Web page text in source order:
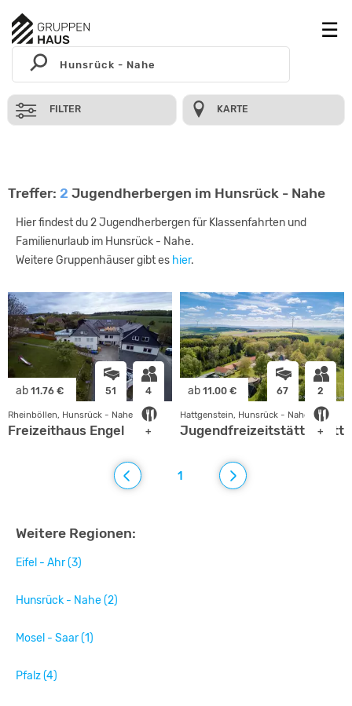
FILTER KARTE
Treffer: 2 Jugendherbergen im Hunsrück - Nahe
Hier findest du 2 Jugendherbergen für Klassenfahrten und
Familienurlaub im Hunsrück - Nahe.
Weitere Gruppenhäuser gibt es hier.
ab 11.76 € 51 4
+
Rheinböllen, Hunsrück - Nahe
Freizeithaus Engel
ab 11.00 € 67 2
+
Hattgenstein, Hunsrück - Nahe
Jugendfreizeitstätte
1
Weitere Regionen:
Eifel - Ahr (3)
Hunsrück - Nahe (2)
Mosel - Saar (1)
Pfalz (4)